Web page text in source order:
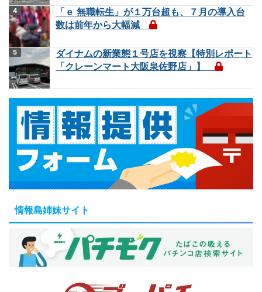
「ｅ 無職転生」が１万台超も、７月の導入台
数は前年から大幅減
ダイナムの新業態１号店を視察【特別レポート
「クレーンマート大阪泉佐野店」】
情報島姉妹サイト